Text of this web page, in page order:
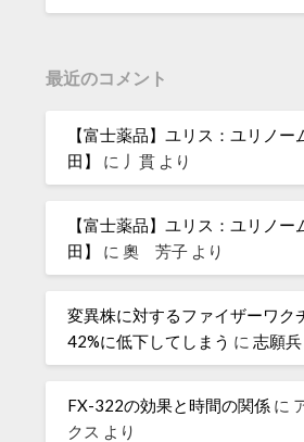
最近のコメント
【富士薬品】ユリス：ユリノー
田】
に 丿貫 より
【富士薬品】ユリス：ユリノー
田】
に奧 芳子 より
変異株に対するファイザーワク
42%に低下してしまう に志願兵
FX-322の効果と時間の関係 に
クス より